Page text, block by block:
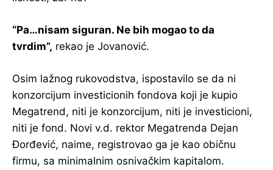
“Pa…nisam siguran. Ne bih mogao to da
tvrdim”, rekao je Jovanović.
Osim lažnog rukovodstva, ispostavilo se da ni
konzorcijum investicionih fondova koji je kupio
Megatrend, niti je konzorcijum, niti je investicioni,
niti je fond. Novi v.d. rektor Megatrenda Dejan
Đorđević, naime, registrovao ga je kao običnu
firmu, sa minimalnim osnivačkim kapitalom.